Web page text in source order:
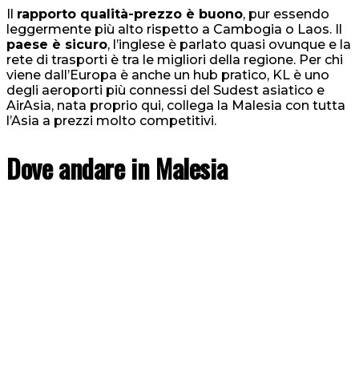
Il rapporto qualità-prezzo è buono, pur essendo
leggermente più alto rispetto a Cambogia o Laos. Il
paese è sicuro, l’inglese è parlato quasi ovunque e la
rete di trasporti è tra le migliori della regione. Per chi
viene dall’Europa è anche un hub pratico, KL è uno
degli aeroporti più connessi del Sudest asiatico e
AirAsia, nata proprio qui, collega la Malesia con tutta
l’Asia a prezzi molto competitivi.
Dove andare in Malesia